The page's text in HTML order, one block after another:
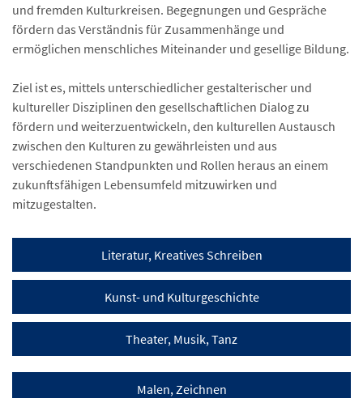
und fremden Kulturkreisen. Begegnungen und Gespräche
fördern das Verständnis für Zusammenhänge und
ermöglichen menschliches Miteinander und gesellige Bildung.
Ziel ist es, mittels unterschiedlicher gestalterischer und
kultureller Disziplinen den gesellschaftlichen Dialog zu
fördern und weiterzuentwickeln, den kulturellen Austausch
zwischen den Kulturen zu gewährleisten und aus
verschiedenen Standpunkten und Rollen heraus an einem
zukunftsfähigen Lebensumfeld mitzuwirken und
mitzugestalten.
Literatur, Kreatives Schreiben
Kunst- und Kulturgeschichte
Theater, Musik, Tanz
Malen, Zeichnen